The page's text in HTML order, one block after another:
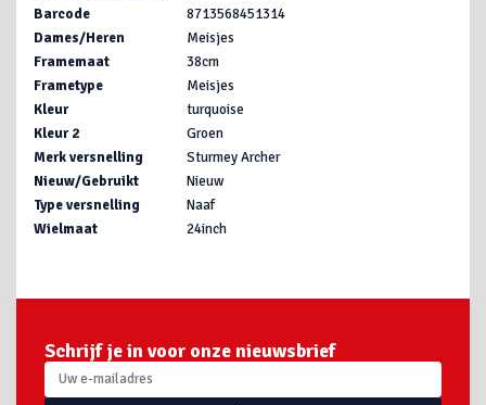
Barcode
8713568451314
Dames/Heren
Meisjes
Framemaat
38cm
Frametype
Meisjes
Kleur
turquoise
Kleur 2
Groen
Merk versnelling
Sturmey Archer
Nieuw/Gebruikt
Nieuw
Type versnelling
Naaf
Wielmaat
24inch
Schrijf je in voor onze nieuwsbrief